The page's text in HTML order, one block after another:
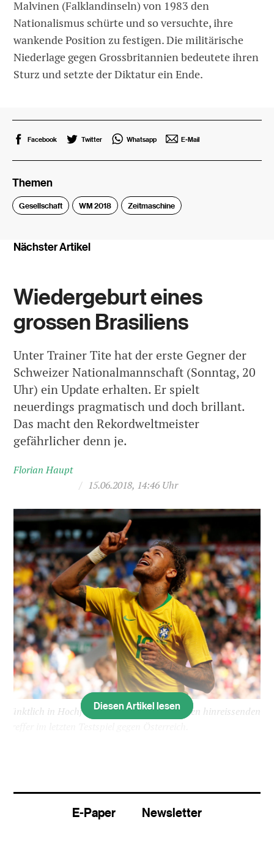
Malvinen (Falklandinseln) von 1983 den
Nationalismus schürte und so versuchte, ihre
wankende Position zu festigen. Die militärische
Niederlage gegen Grossbritannien bedeutete ihren
Sturz und setzte der Diktatur ein Ende.
Facebook Twitter Whatsapp E-Mail
Themen
Gesellschaft WM 2018 Zeitmaschine
Nächster Artikel
Wiedergeburt eines
grossen Brasiliens
Unter Trainer Tite hat der erste Gegner der
Schweizer Nationalmannschaft (Sonntag, 20
Uhr) ein Update erhalten. Er spielt
neuerdings pragmatisch und doch brillant.
Das macht den Rekordweltmeister
gefährlicher denn je.
Florian Haupt
/ 15.06.2018, 14:46 Uhr
Pünktlich in Hochform: Neymar bejubelt seinen hinreissenden
Viertelstunde öffentliches Training, die den
Journalisten normalerweise vorgesetzt wird. Vor
Diesen Artikel lesen
E-Paper Newsletter